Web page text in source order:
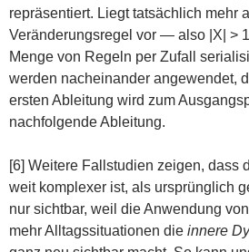
repräsentiert. Liegt tatsächlich mehr
Veränderungsregel vor — also |X| >
Menge von Regeln per Zufall
werden nacheinander angewendet,
ersten Ableitung wird zum
nachfolgende Ableitung.
[6] Weitere Fallstudien zeigen, dass
weit komplexer ist, als ursprünglich
nur sichtbar, weil die Anwendung
mehr Alltagssituationen die innere